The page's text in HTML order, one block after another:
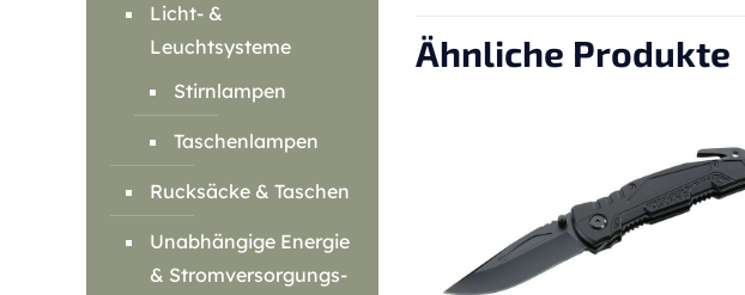
Ähnliche Produkte
Licht- &
Leuchtsysteme
Stirnlampen
Taschenlampen
Rucksäcke & Taschen
Unabhängige Energie
& Stromversorgungs-